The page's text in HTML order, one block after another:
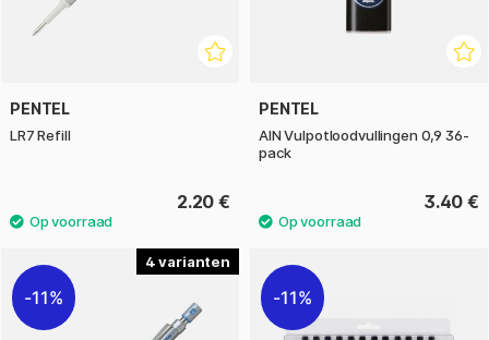
PENTEL
LR7 Refill
2.20 €
PENTEL
AIN Vulpotloodvullingen 0,9 36-
pack
3.40 €
4
11% 11%